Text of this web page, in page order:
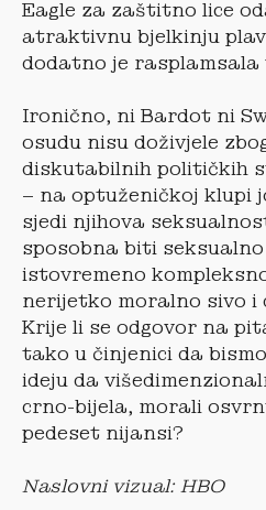
Eagle za zaštitno lice
atraktivnu bjelkinju
dodatno je rasplamsala
Ironično, ni Bardot ni
osudu nisu doživjele
diskutabilnih političkih
– na optuženičkoj klupi
sjedi njihova
sposobna biti seksualno
istovremeno
nerijetko moralno sivo i
Krije li se odgovor na
tako u činjenici da
ideju da
crno-bijela, morali
pedeset nijansi?
Naslovni vizual: HBO